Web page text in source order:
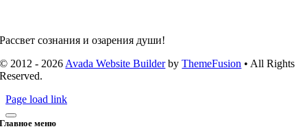
Рассвет сознания и озарения души!
© 2012 - 2026 Avada Website BuilderbyThemeFusion • All Rights
Reserved.
Page load link
Главное меню